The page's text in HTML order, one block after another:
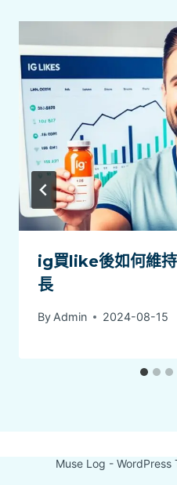
ig買like後如何維
長
By Admin 2024-08-15
Muse Log - WordPress